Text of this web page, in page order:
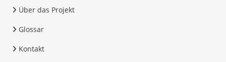
Über das Projekt
Glossar
Kontakt